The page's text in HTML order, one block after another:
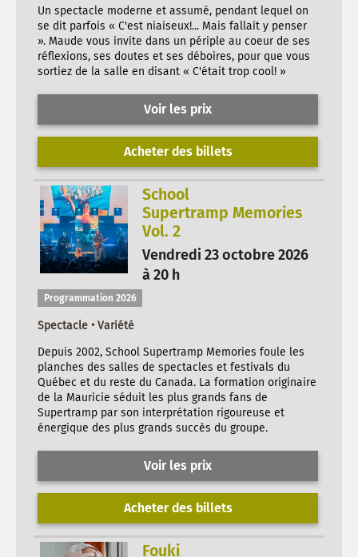
Un spectacle moderne et assumé, pendant lequel on
se dit parfois « C'est niaiseux!... Mais fallait y penser
». Maude vous invite dans un périple au coeur de ses
réflexions, ses doutes et ses déboires, pour que vous
sortiez de la salle en disant « C'était trop cool! »
Voir les prix
Acheter des billets
School
Supertramp Memories
Vol. 2
Vendredi 23 octobre 2026
à 20 h
Programmation 2026
Spectacle • Variété
Depuis 2002, School Supertramp Memories foule les
planches des salles de spectacles et festivals du
Québec et du reste du Canada. La formation originaire
de la Mauricie séduit les plus grands fans de
Supertramp par son interprétation rigoureuse et
énergique des plus grands succès du groupe.
Voir les prix
Acheter des billets
Fouki